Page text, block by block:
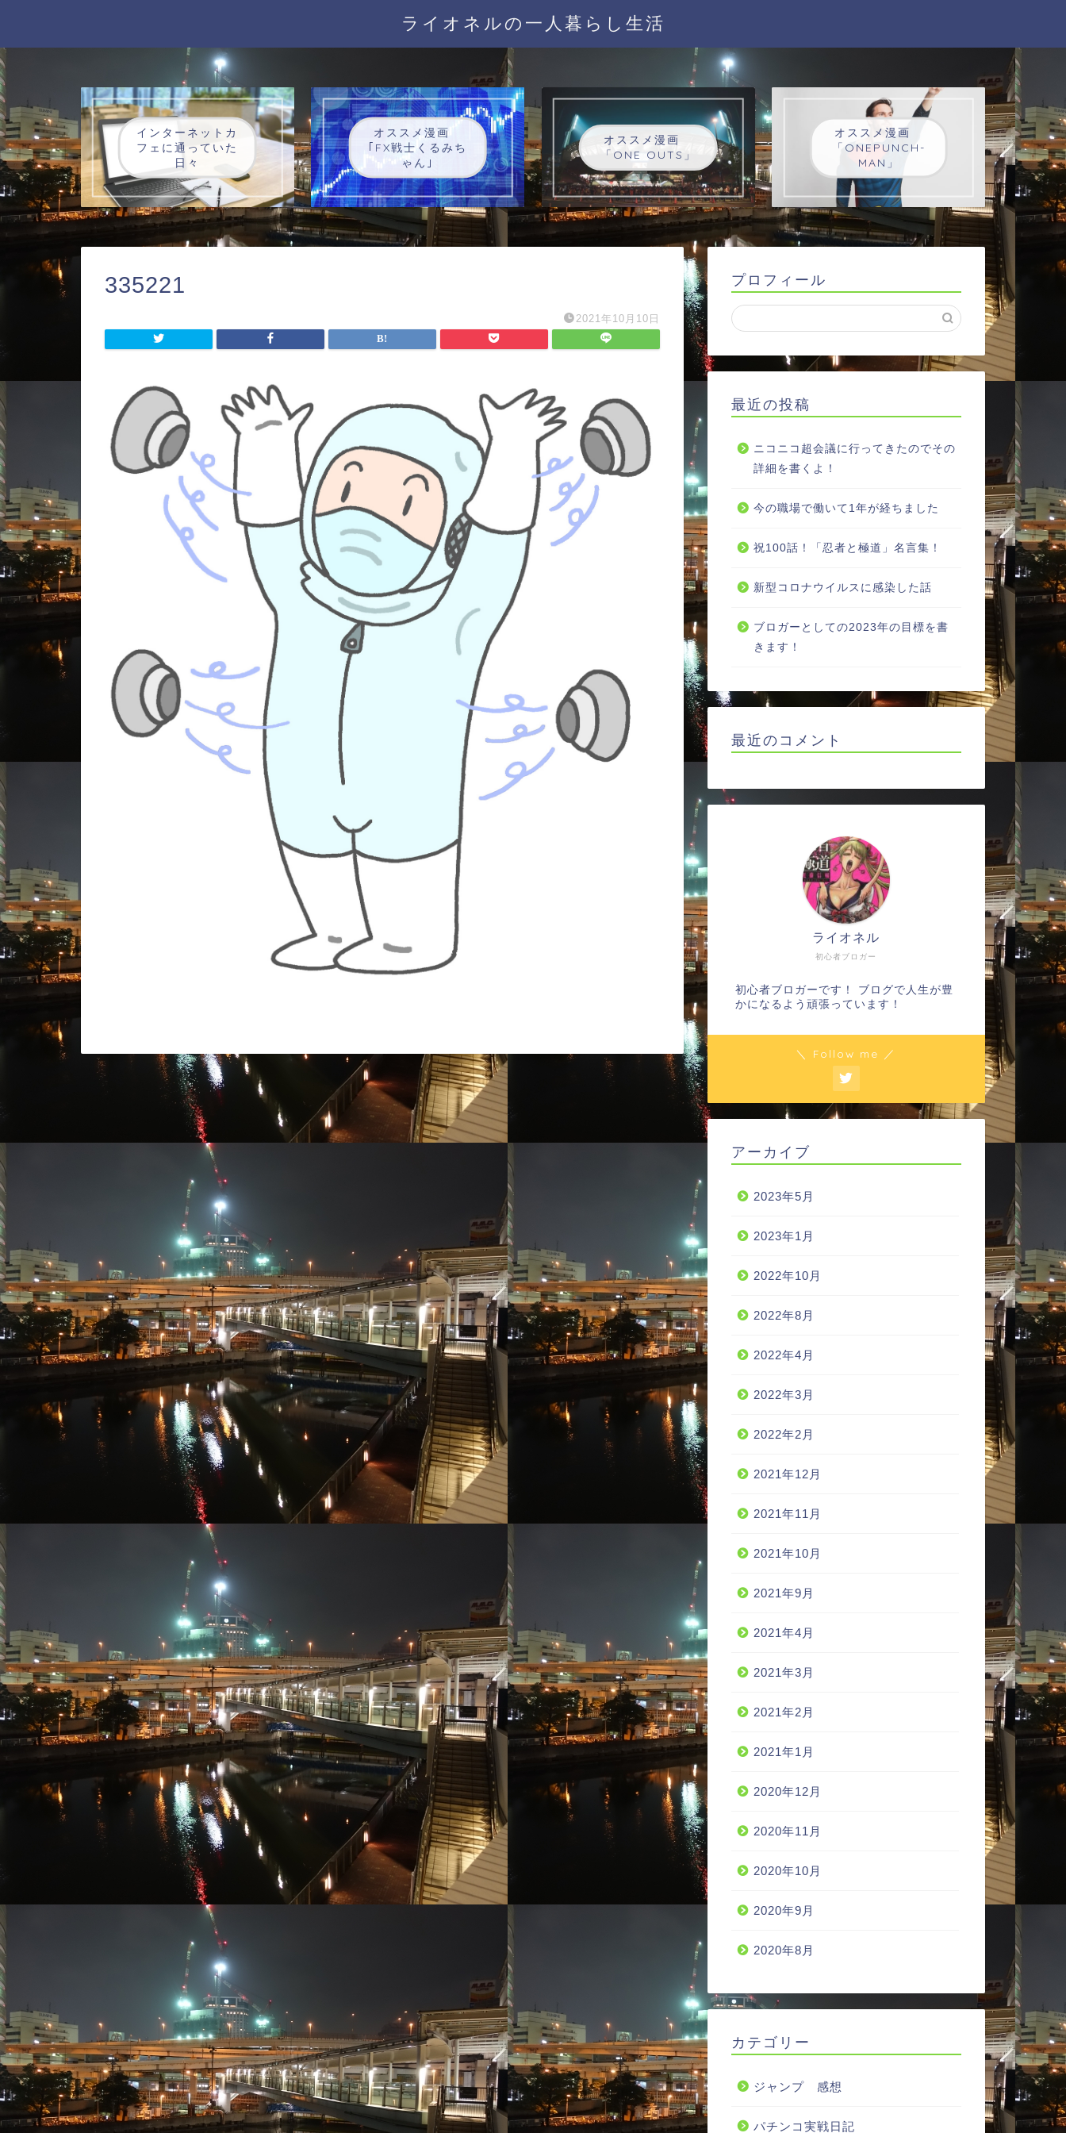
ライオネルの一人暮らし生活
インターネットカ
フェに通っていた
日々
オススメ漫画
｢FX戦士くるみち
ゃん｣
オススメ漫画
「ONE OUTS」
オススメ漫画
「ONEPUNCH-
MAN」
335221
2021年10月10日
プロフィール
最近の投稿
ニコニコ超会議に行ってきたのでその
詳細を書くよ！
今の職場で働いて1年が経ちました
祝100話！「忍者と極道」名言集！
新型コロナウイルスに感染した話
ブロガーとしての2023年の目標を書
きます！
最近のコメント
初心者ブロガー
ライオネル
初心者ブロガーです！ ブログで人生が豊
かになるよう頑張っています！
＼ Follow me ／
アーカイブ
2023年5月
2023年1月
2022年10月
2022年8月
2022年4月
2022年3月
2022年2月
2021年12月
2021年11月
2021年10月
2021年9月
2021年4月
2021年3月
2021年2月
2021年1月
2020年12月
2020年11月
2020年10月
2020年9月
2020年8月
カテゴリー
ジャンプ 感想
パチンコ実戦日記